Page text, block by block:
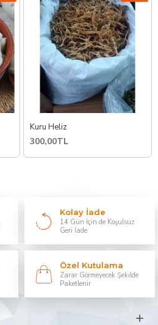
Kuru Heliz
300,00TL
Kolay İade
14 Gün İçin de Koşulsuz
Geri İade
Özel Kutulama
Zarar Görmeyecek Şekilde
Paketlenir